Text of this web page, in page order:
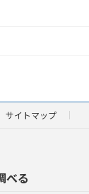
サイトマップ
べる